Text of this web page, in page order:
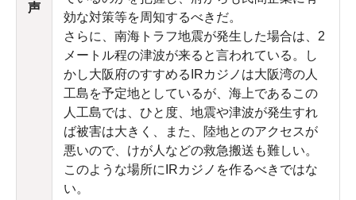
声
効な対策等を周知するべきだ。
さらに、南海トラフ地震が発生した場合は、2
メートル程の津波が来ると言われている。し
かし大阪府のすすめるIRカジノは大阪湾の人
工島を予定地としているが、海上であるこの
人工島では、ひと度、地震や津波が発生すれ
ば被害は大きく、また、陸地とのアクセスが
悪いので、けが人などの救急搬送も難しい。
このような場所にIRカジノを作るべきではな
い。